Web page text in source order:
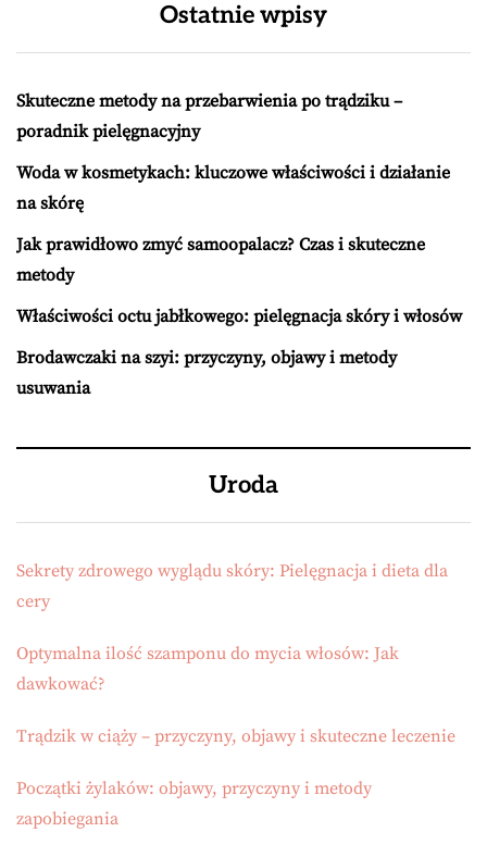
Ostatnie wpisy
Skuteczne metody na przebarwienia po trądziku –
poradnik pielęgnacyjny
Woda w kosmetykach: kluczowe właściwości i działanie
na skórę
Jak prawidłowo zmyć samoopalacz? Czas i skuteczne
metody
Właściwości octu jabłkowego: pielęgnacja skóry i włosów
Brodawczaki na szyi: przyczyny, objawy i metody
usuwania
Uroda
Sekrety zdrowego wyglądu skóry: Pielęgnacja i dieta dla
cery
Optymalna ilość szamponu do mycia włosów: Jak
dawkować?
Trądzik w ciąży – przyczyny, objawy i skuteczne leczenie
Początki żylaków: objawy, przyczyny i metody
zapobiegania